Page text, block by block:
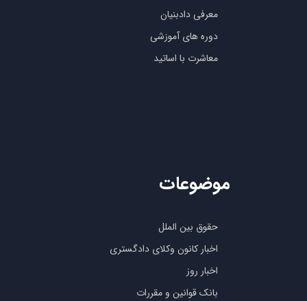
معرفی دادبنیان
دوره های آموزشی
معاشرت با اساتید
حقوق بین الملل
اخبار کانون وکلای دادگستری
اخبار روز
بانک قوانین و مقررات
موضوعات